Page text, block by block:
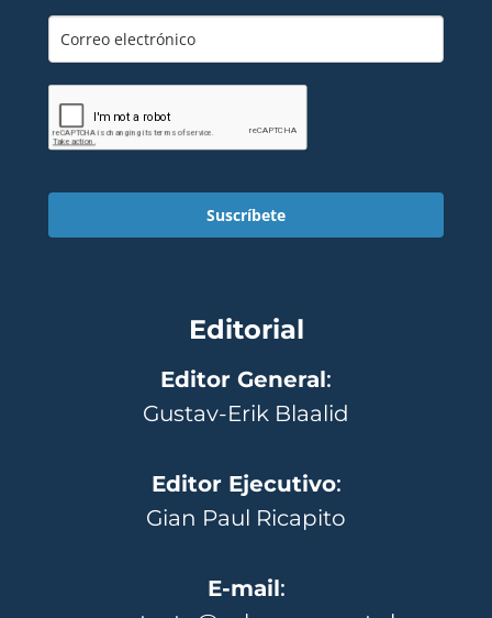
Suscríbete
Editorial
Editor General:
Gustav-Erik Blaalid
Editor Ejecutivo:
Gian Paul Ricapito
E-mail: